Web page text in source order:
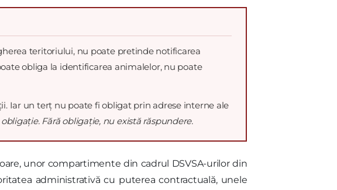
teritoriului, nu poate pretinde notificarea
obliga la identificarea animalelor, nu poate
Iar un terț nu poate fi obligat prin adrese interne ale
Fără obligație, nu există răspundere.
unor compartimente din cadrul DSVSA-urilor din
administrativă cu puterea contractuală, unele